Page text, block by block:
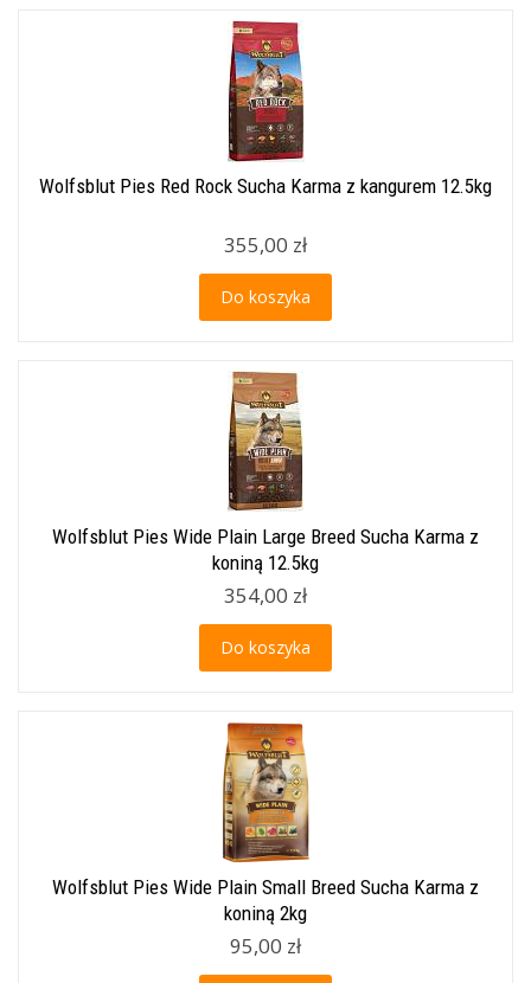
Wolfsblut Pies Red Rock Sucha Karma z kangurem 12.5kg
355,00 zł
Do koszyka
Wolfsblut Pies Wide Plain Large Breed Sucha Karma z
koniną 12.5kg
354,00 zł
Do koszyka
Wolfsblut Pies Wide Plain Small Breed Sucha Karma z
koniną 2kg
95,00 zł